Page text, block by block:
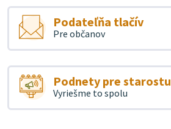
Podateľňa tlačív
Pre občanov
Podnety pre starostu
Vyriešme to spolu